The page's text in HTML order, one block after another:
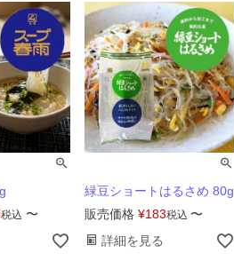
税込 〜
緑豆ショートはるさめ 80g
販売価格 ¥183税込 〜
詳細を見る